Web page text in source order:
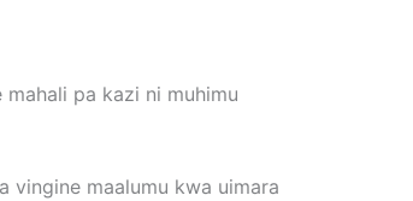
pa kazi ni muhimu
vingine maalumu kwa uimara